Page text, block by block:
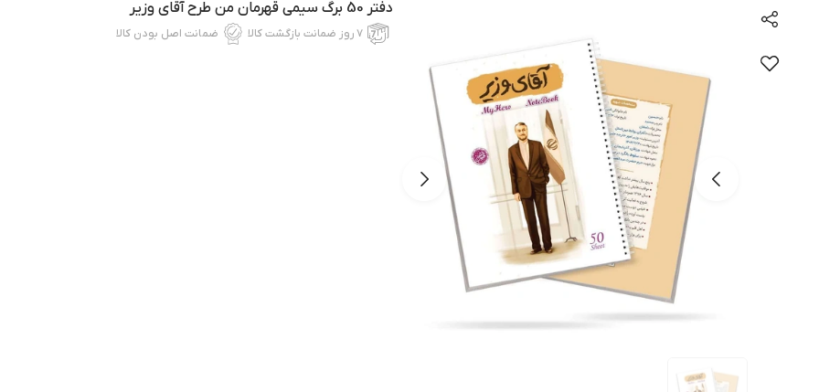
دفتر 50 برگ سیمی قهرمان من طرح آقای وزیر
۷ روز ضمانت بازگشت کالا ضمانت اصل بودن کالا